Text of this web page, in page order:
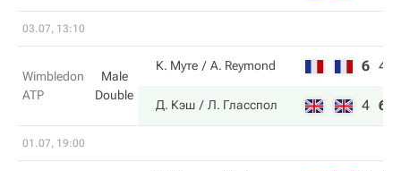
03.07, 13:10
Wimbledon
ATP
Male
Double
К. Муте A. Reymond 6 4
Д. Кэш Л. Гласспол 4 6
01.07, 19:00